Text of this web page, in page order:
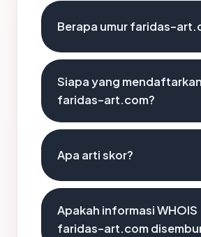
Berapa umur faridas-
Siapa yang mendaftarkan
faridas-art.com?
Apa arti skor?
Apakah informasi WHOIS
faridas-art.com